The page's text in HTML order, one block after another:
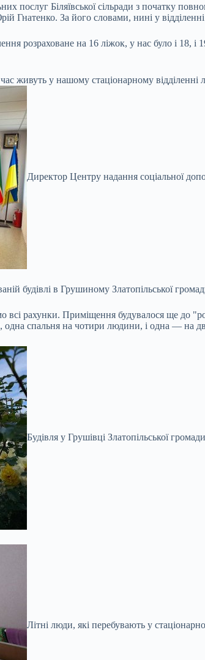
послуг Біляївської сільради з початку
Гнатенко. За його словами, нині у
розраховане на 16 ліжок, у нас було і
живуть у нашому стаціонарному
Директор Центру надання соціальної
будівлі в Грушиному Златопільської
рахунки. Приміщення будувалося ще до
одна спальня на чотири людини, і одна — на
Будівля у Грушівці Златопільської
Літні люди, які перебувають у